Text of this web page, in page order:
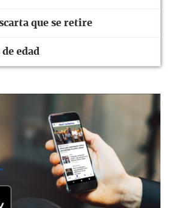
que se retire
edad